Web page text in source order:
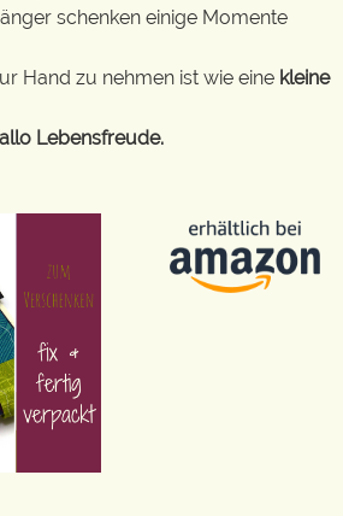
schenken einige Momente
Hand zu nehmen ist wie eine kleine
Lebensfreude.